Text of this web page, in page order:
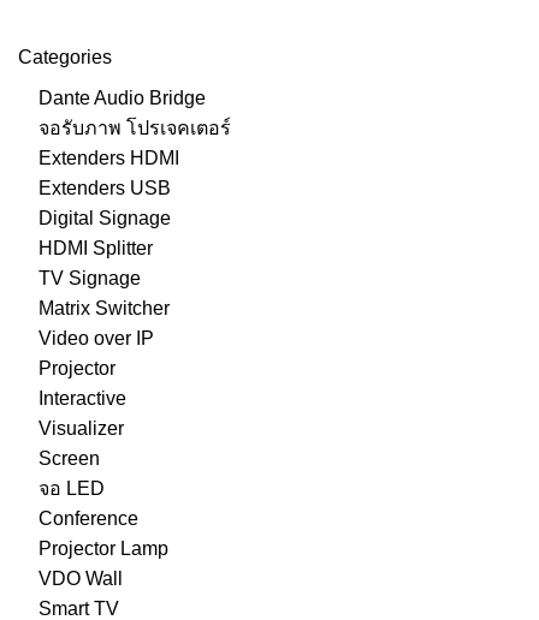
Categories
Dante Audio Bridge
จอรับภาพ โปรเจคเตอร์
Extenders HDMI
Extenders USB
Digital Signage
HDMI Splitter
TV Signage
Matrix Switcher
Video over IP
Projector
Interactive
Visualizer
Screen
จอ LED
Conference
Projector Lamp
VDO Wall
Smart TV